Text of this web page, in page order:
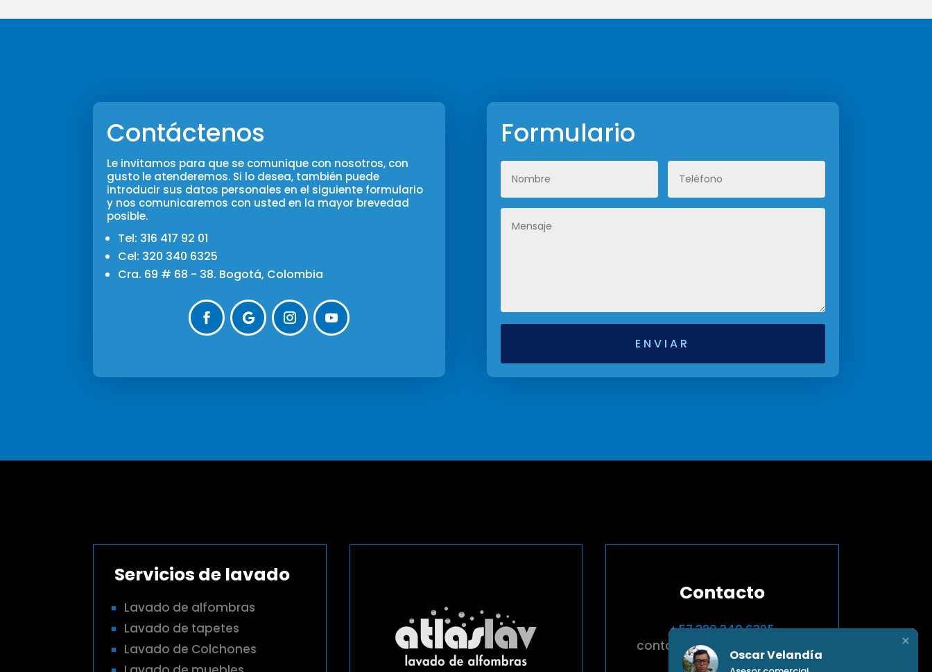
Contáctenos
Le invitamos para que se comunique con nosotros, con
gusto le atenderemos. Si lo desea, también puede
introducir sus datos personales en el siguiente formulario
y nos comunicaremos con usted en la mayor brevedad
posible.
Tel: 316 417 92 01
Cel: 320 340 6325
Cra. 69 # 68 - 38. Bogotá, Colombia
Formulario
ENVIAR
Servicios de lavado
Lavado de alfombras
Lavado de tapetes
Lavado de Colchones
Contacto
+57 320 340 6325
contactenos@atlaslav.com
Cra. 69 #68-38,Oscar Velandía